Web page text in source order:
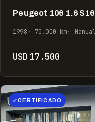
Peugeot 106 1.6
1998 70.000 km
USD 17.500
CERTIFICADO